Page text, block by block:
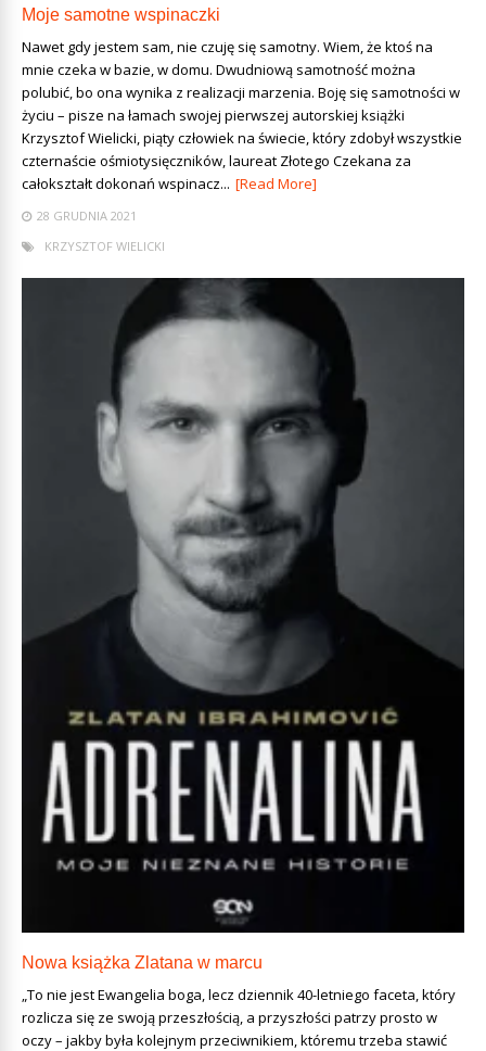
Moje samotne wspinaczki
Nawet gdy jestem sam, nie czuję się samotny. Wiem, że ktoś na
mnie czeka w bazie, w domu. Dwudniową samotność można
polubić, bo ona wynika z realizacji marzenia. Boję się samotności w
życiu – pisze na łamach swojej pierwszej autorskiej książki
Krzysztof Wielicki, piąty człowiek na świecie, który zdobył wszystkie
czternaście ośmiotysięczników, laureat Złotego Czekana za
całokształt dokonań wspinacz... [Read More]
28 GRUDNIA 2021
KRZYSZTOF WIELICKI
Nowa książka Zlatana w marcu
„To nie jest Ewangelia boga, lecz dziennik 40-letniego faceta, który
rozlicza się ze swoją przeszłością, a przyszłości patrzy prosto w
oczy – jakby była kolejnym przeciwnikiem, któremu trzeba stawić